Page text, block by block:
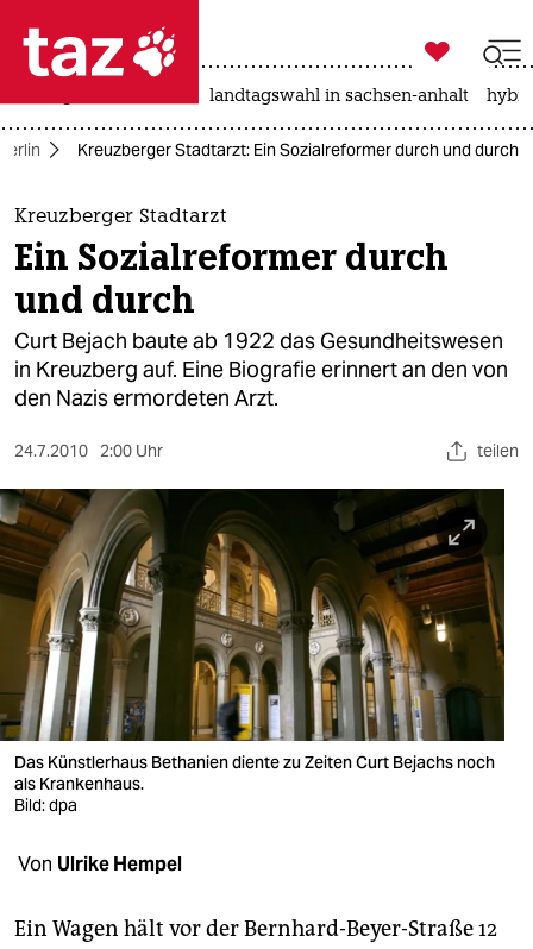
 taz zahl ich
taz zahl ich
themen
politik
öko
gesellschaft
sport
berlin
nord
wahrheit
verlag
verlag
veranstaltungen
unterstützen

taz zahl ich
landtagswahl in sachsen-anhalt
Kreuzberger Stadtarzt: Ein Sozialreformer durch und durch
Kreuzberger Stadtarzt
Ein Sozialreformer durch
und durch
Curt Bejach baute ab 1922 das Gesundheitswesen
in Kreuzberg auf. Eine Biografie erinnert an den von
den Nazis ermordeten Arzt.
24.7.2010 2:00 Uhr teilen
Das Künstlerhaus Bethanien diente zu Zeiten Curt Bejachs noch
als Krankenhaus.
Bild: dpa
Von Ulrike Hempel
Ein Wagen hält vor der Bernhard-Beyer-Straße 12